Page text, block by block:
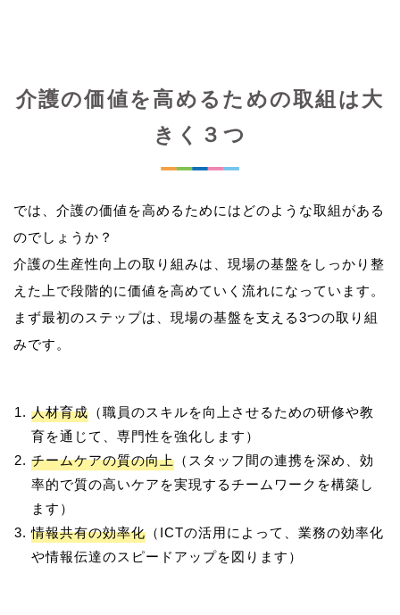
介護の価値を高めるための取組は大
きく３つ
では、介護の価値を高めるためにはどのような取組がある
のでしょうか？
介護の生産性向上の取り組みは、現場の基盤をしっかり整
えた上で段階的に価値を高めていく流れになっています。
まず最初のステップは、現場の基盤を支える3つの取り組
人材育成 （職員のスキルを向上させるための研修や教
育を通じて、専門性を強化します）
チームケアの質の向上 （スタッフ間の連携を深め、効
率的で質の高いケアを実現するチームワークを構築し
ます）
情報共有の効率化 （ICTの活用によって、業務の効率化
や情報伝達のスピードアップを図ります）